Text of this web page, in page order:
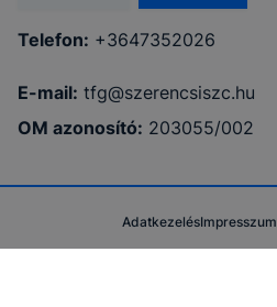
Telefon: +3647352026
E-mail: tfg@szerencsiszc.hu
OM azonosító: 203055/002
AdatkezelésImpresszum